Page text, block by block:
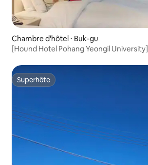
Chambre d'hôtel ⋅ Buk-gu
[Hound Hotel Pohang Yeongil University]
Superhôte
Superhôte